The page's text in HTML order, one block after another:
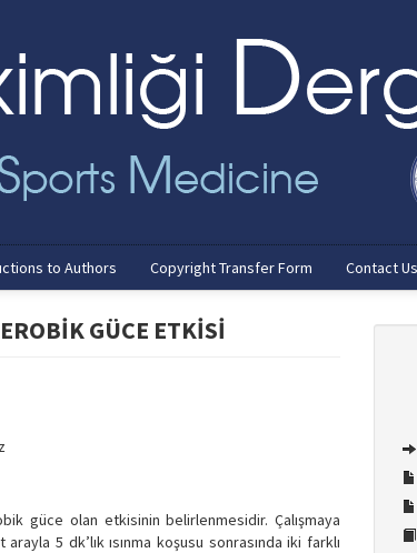
to Authors Copyright Transfer Form Contact Us
GÜCE ETKİSİ
güce olan etkisinin belirlenmesidir. Çalışmaya
5 dk’lık ısınma koşusu sonrasında iki farklı